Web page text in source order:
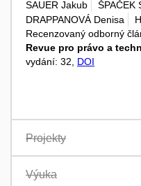
SAUER Jakub ŠPAČEK
DRAPPANOVÁ Denisa
Recenzovaný odborný
Revue pro právo a
vydání: 32, DOI
Projekty
Výuka